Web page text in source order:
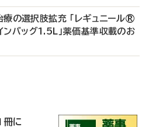
の選択肢拡充 「レギュニール®
バッグ1.5L」薬価基準収載のお
冊に